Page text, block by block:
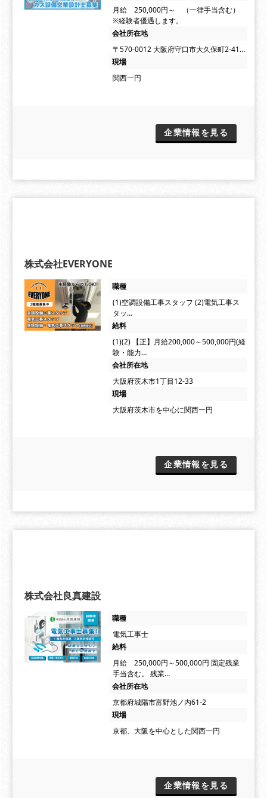
月給 250,000円～ （一律手当含む）
※経験者優遇します。
会社所在地
〒570-0012 大阪府守口市大久保町2-41…
現場
関西一円
企業情報を見る
株式会社EVERYONE
職種
(1)空調設備工事スタッフ (2)電気工事ス
タッ…
給料
(1)(2) 【正】月給200,000～500,000円(経
験・能力…
会社所在地
大阪府茨木市1丁目12-33
現場
大阪府茨木市を中心に関西一円
企業情報を見る
株式会社良真建設
職種
電気工事士
給料
月給 250,000円～500,000円 固定残業
手当含む。 残業…
会社所在地
京都府城陽市富野池ノ内61-2
現場
京都、大阪を中心とした関西一円
企業情報を見る